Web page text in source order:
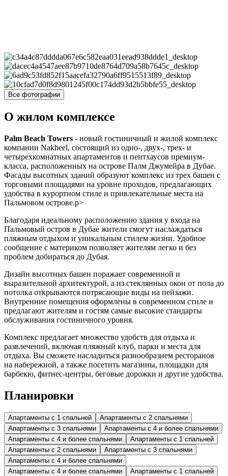
Все фотографии
О жилом комплексе
Palm Beach Towers - новый гостиничный и жилой комплекс
компании Nakheel, состоящий из одно-, двух-, трех- и
четырехкомнатных апартаментов и пентхаусов премиум-
класса, расположенных на острове Палм Джумейра в Дубае.
Фасады высотных зданий образуют комплекс из трех башен с
торговыми площадями на уровне проходов, предлагающих
удобства в курортном стиле и привлекательные места на
Пальмовом острове.p>
Благодаря идеальному расположению здания у входа на
Пальмовый остров в Дубае жители смогут наслаждаться
пляжным отдыхом и уникальным стилем жизни. Удобное
сообщение с материком позволяет жителям легко и без
проблем добираться до Дубая.
Дизайн высотных башен поражает современной и
выразительной архитектурой, а из стеклянных окон от пола до
потолка открываются потрясающие виды на пейзажи.
Внутренние помещения оформлены в современном стиле и
предлагают жителям и гостям самые высокие стандарты
обслуживания гостиничного уровня.
Комплекс предлагает множество удобств для отдыха и
развлечений, включая пляжный клуб, парки и места для
отдыха. Вы сможете насладиться разнообразием ресторанов
на набережной, а также посетить магазины, площадки для
барбекю, фитнес-центры, беговые дорожки и другие удобства.
Планировки
Апартаменты с 1 спальней
Апартаменты с 2 спальнями
Апартаменты с 3 спальнями
Апартаменты с 4 и более спальнями
Апартаменты с 4 и более спальнями
Апартаменты с 1 спальней
Апартаменты с 2 спальнями
Апартаменты с 3 спальнями
Апартаменты с 4 и более спальнями
Апартаменты с 4 и более спальнями
Апартаменты с 1 спальней